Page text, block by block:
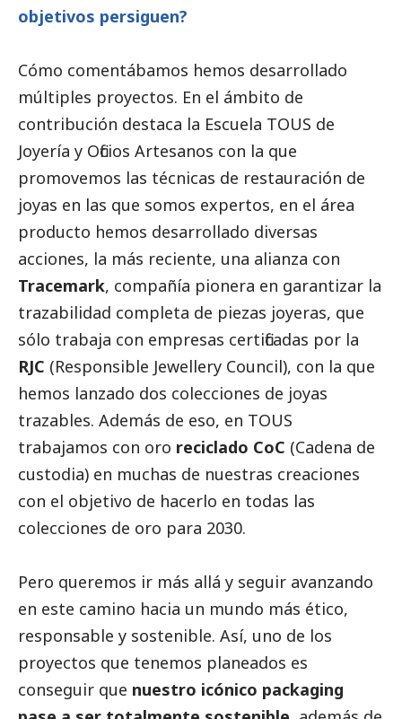
objetivos persiguen?
Cómo comentábamos hemos desarrollado
múltiples proyectos. En el ámbito de
contribución destaca la Escuela TOUS de
Joyería y Oficios Artesanos con la que
promovemos las técnicas de restauración de
joyas en las que somos expertos, en el área
producto hemos desarrollado diversas
acciones, la más reciente, una alianza con
Tracemark, compañía pionera en garantizar la
trazabilidad completa de piezas joyeras, que
sólo trabaja con empresas certificadas por la
RJC (Responsible Jewellery Council), con la que
hemos lanzado dos colecciones de joyas
trazables. Además de eso, en TOUS
trabajamos con oro reciclado CoC (Cadena de
custodia) en muchas de nuestras creaciones
con el objetivo de hacerlo en todas las
colecciones de oro para 2030.
Pero queremos ir más allá y seguir avanzando
en este camino hacia un mundo más ético,
responsable y sostenible. Así, uno de los
proyectos que tenemos planeados es
conseguir que nuestro icónico packaging